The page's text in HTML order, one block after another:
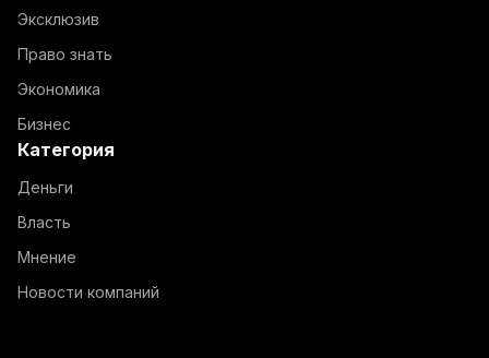
Эксклюзив
Право знать
Экономика
Бизнес
Категория
Деньги
Власть
Мнение
Новости компаний